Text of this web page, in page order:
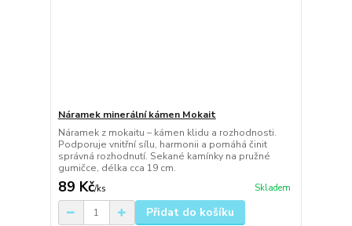
Náramek minerální kámen Mokait
Náramek z mokaitu – kámen klidu a rozhodnosti.
Podporuje vnitřní sílu, harmonii a pomáhá činit
správná rozhodnutí. Sekané kamínky na pružné
gumičce, délka cca 19 cm.
89 Kč/ks Skladem
Přidat do košíku